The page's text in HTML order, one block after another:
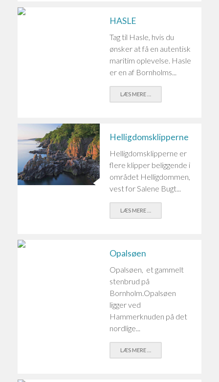
HASLE
Tag til Hasle, hvis du
ønsker at få en autentisk
maritim oplevelse. Hasle
er en af Bornholms...
LÆS MERE …
Helligdomsklipperne
Helligdomsklipperne er
flere klipper beliggende i
området Helligdommen,
vest for Salene Bugt...
LÆS MERE …
Opalsøen
Opalsøen, et gammelt
stenbrud på
Bornholm.Opalsøen
ligger ved
Hammerknuden på det
nordlige...
LÆS MERE …